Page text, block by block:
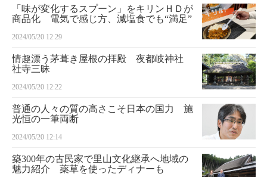
「味が変化するスプーン」をキリンＨＤが
商品化 電気で感じ方、減塩食でも“満足”
2024/05/20 12:29
情趣漂う茅葺き屋根の拝殿 夜都岐神社
社寺三昧
2024/05/20 12:22
普通の人々の質の高さこそ日本の国力 施
光恒の一筆両断
2024/05/20 12:14
築300年の古民家で里山文化継承へ地域の
魅力紹介 薬草を使ったディナーも